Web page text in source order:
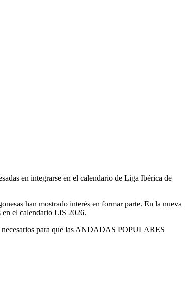
en integrarse en el calendario de Liga Ibérica de
han mostrado interés en formar parte. En la nueva
en el calendario LIS 2026.
necesarios para que las ANDADAS POPULARES